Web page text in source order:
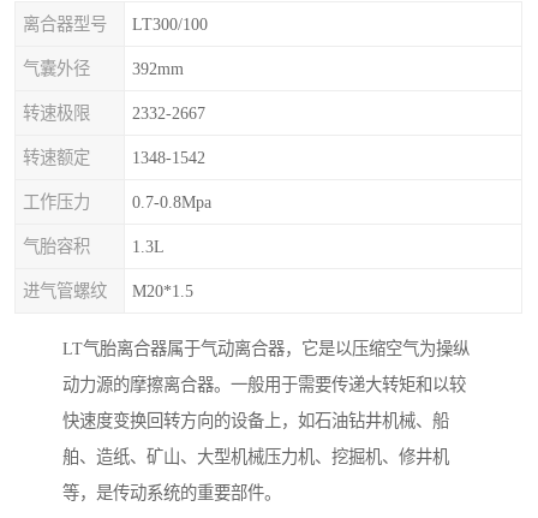
离合器型号 LT300/100
气囊外径 392mm
转速极限 2332-2667
转速额定 1348-1542
工作压力 0.7-0.8Mpa
气胎容积 1.3L
进气管螺纹 M20*1.5
LT气胎离合器属于气动离合器，它是以压缩空气为操纵
动力源的摩擦离合器。一般用于需要传递大转矩和以较
快速度变换回转方向的设备上，如石油钻井机械、船
舶、造纸、矿山、大型机械压力机、挖掘机、修井机
等，是传动系统的重要部件。